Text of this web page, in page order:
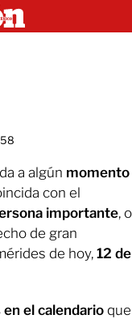
a algún momento
con el
importante, o
de gran
de hoy, 12 de
el calendario que